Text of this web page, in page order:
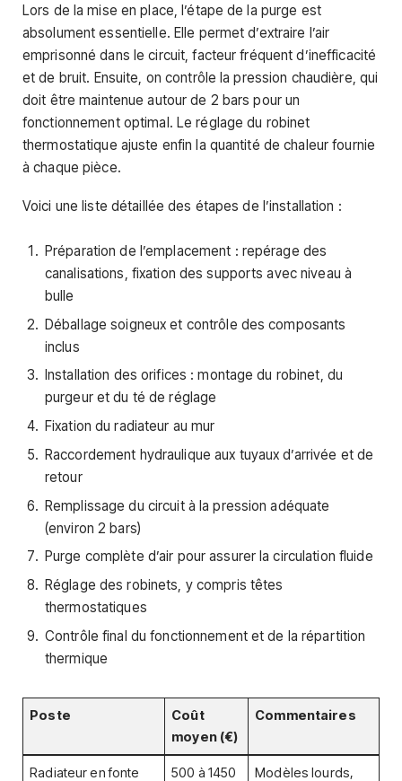
Lors de la mise en place, l’étape de la purge est
absolument essentielle. Elle permet d’extraire l’air
emprisonné dans le circuit, facteur fréquent d’inefficacité
et de bruit. Ensuite, on contrôle la pression chaudière, qui
doit être maintenue autour de 2 bars pour un
fonctionnement optimal. Le réglage du robinet
thermostatique ajuste enfin la quantité de chaleur fournie
à chaque pièce.
Voici une liste détaillée des étapes de l’installation :
Préparation de l’emplacement : repérage des
canalisations, fixation des supports avec niveau à
bulle
Déballage soigneux et contrôle des composants
inclus
Installation des orifices : montage du robinet, du
purgeur et du té de réglage
Fixation du radiateur au mur
Raccordement hydraulique aux tuyaux d’arrivée et de
retour
Remplissage du circuit à la pression adéquate
(environ 2 bars)
Purge complète d’air pour assurer la circulation fluide
Réglage des robinets, y compris têtes
thermostatiques
Contrôle final du fonctionnement et de la répartition
thermique
Poste
Coût
moyen (€)
Commentaires
Radiateur en fonte 500 à 1450
Modèles lourds,